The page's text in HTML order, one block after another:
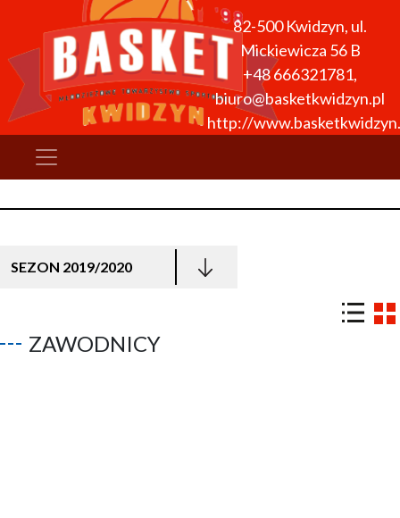
82-500 Kwidzyn, ul.
Mickiewicza 56 B
+48 666321781,
biuro@basketkwidzyn.pl
http://
SEZON 2019/2020
ZAWODNICY